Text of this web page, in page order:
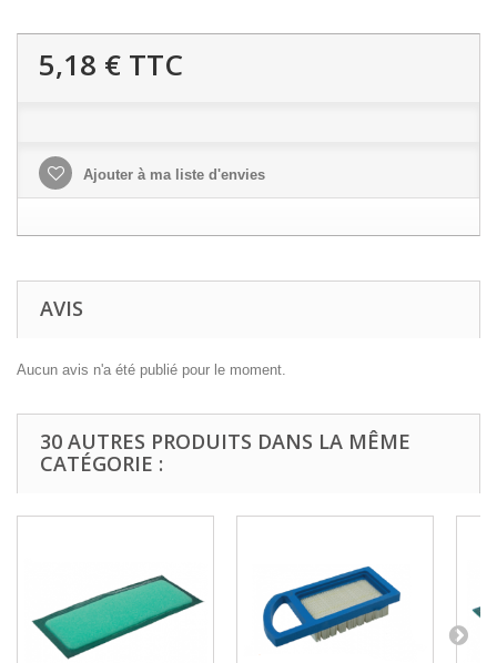
5,18 € TTC
Ajouter à ma liste d'envies
AVIS
Aucun avis n'a été publié pour le moment.
30 AUTRES PRODUITS DANS LA MÊME
CATÉGORIE :